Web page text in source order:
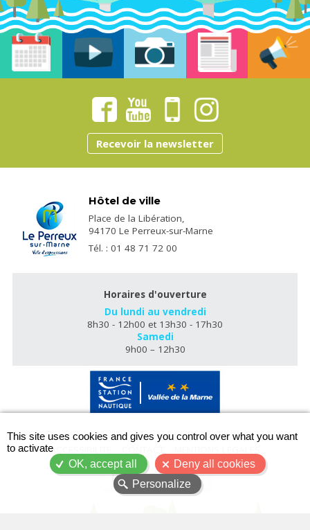
Recevoir la newsletter
Hôtel de ville
Place de la Libération,
94170 Le Perreux-sur-Marne
Tél. : 01 48 71 72 00
Horaires d'ouverture
Du lundi au vendredi
8h30 - 12h00 et 13h30 - 17h30
Samedi
9h00 – 12h30
ACCESSIBILITÉ
PLAN DU SITE
This site uses cookies and gives you control over what you want
to activate
OK, accept all
Deny all cookies
Personalize